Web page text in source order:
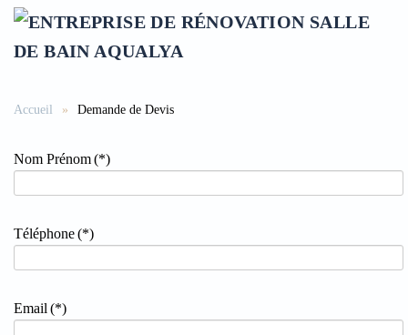
Accéder au contenu principal
Accueil Demande de Devis
Nom Prénom(*)
Téléphone(*)
Email (*)